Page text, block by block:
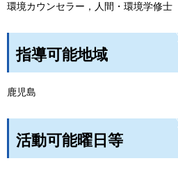
環境カウンセラー，人間・環境学修士
指導可能地域
鹿児島
活動可能曜日等